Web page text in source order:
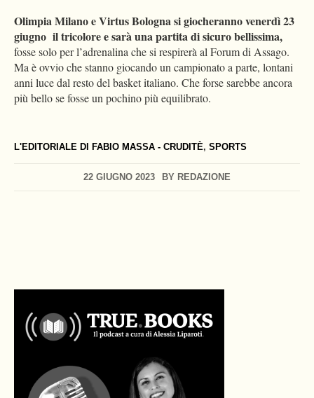
L'EDITORIALE DI FABIO MASSA - CRUDITÈ, SPORTS
22 GIUGNO 2023 BY REDAZIONE
Olimpia Milano e Virtus Bologna si giocheranno venerdì 23
giugno il tricolore e sarà una partita di sicuro bellissima,
fosse solo per l’adrenalina che si respirerà al Forum di Assago.
Ma è ovvio che stanno giocando un campionato a parte, lontani
anni luce dal resto del basket italiano. Che forse sarebbe ancora
più bello se fosse un pochino più equilibrato.